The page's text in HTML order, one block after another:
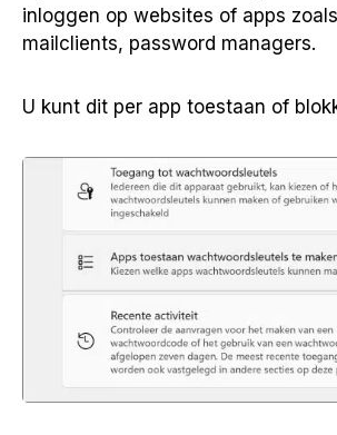
inloggen op websites of apps
mailclients, password managers.
U kunt dit per app toestaan of